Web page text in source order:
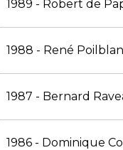
1989 - Robert de
1988 - René
1987 - Bernard
1986 - Dominique